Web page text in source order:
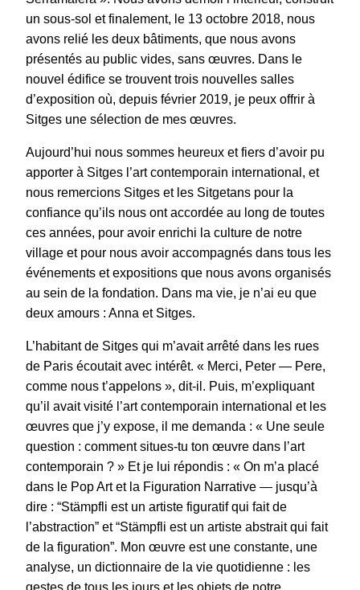
un sous-sol et finalement, le 13 octobre 2018, nous
avons relié les deux bâtiments, que nous avons
présentés au public vides, sans œuvres. Dans le
nouvel édifice se trouvent trois nouvelles salles
d’exposition où, depuis février 2019, je peux offrir à
Sitges une sélection de mes œuvres.
Aujourd’hui nous sommes heureux et fiers d’avoir pu
apporter à Sitges l’art contemporain international, et
nous remercions Sitges et les Sitgetans pour la
confiance qu’ils nous ont accordée au long de toutes
ces années, pour avoir enrichi la culture de notre
village et pour nous avoir accompagnés dans tous les
événements et expositions que nous avons organisés
au sein de la fondation. Dans ma vie, je n’ai eu que
deux amours : Anna et Sitges.
L’habitant de Sitges qui m’avait arrêté dans les rues
de Paris écoutait avec intérêt. « Merci, Peter — Pere,
comme nous t’appelons », dit-il. Puis, m’expliquant
qu’il avait visité l’art contemporain international et les
œuvres que j’y expose, il me demanda : « Une seule
question : comment situes-tu ton œuvre dans l’art
contemporain ? » Et je lui répondis : « On m’a placé
dans le Pop Art et la Figuration Narrative — jusqu’à
dire : “Stämpfli est un artiste figuratif qui fait de
l’abstraction” et “Stämpfli est un artiste abstrait qui fait
de la figuration”. Mon œuvre est une constante, une
analyse, un dictionnaire de la vie quotidienne : les